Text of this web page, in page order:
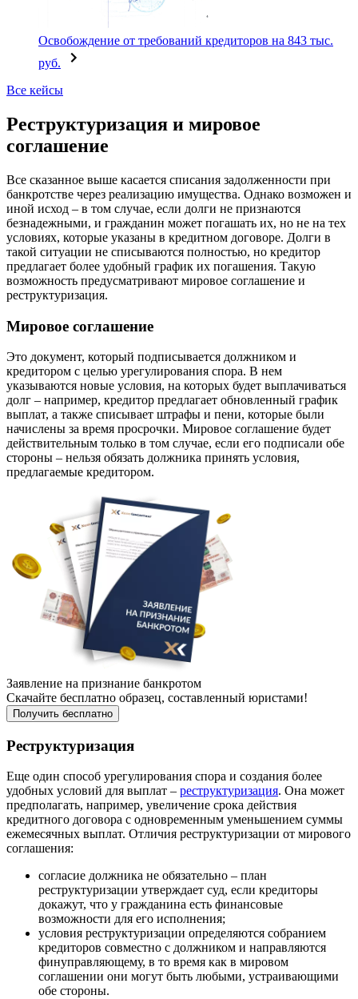
Освобождение от требований кредиторов на 843 тыс.
руб.
Все кейсы
Реструктуризация и мировое
соглашение
Все сказанное выше касается списания задолженности при
банкротстве через реализацию имущества. Однако возможен и
иной исход – в том случае, если долги не признаются
безнадежными, и гражданин может погашать их, но не на тех
условиях, которые указаны в кредитном договоре. Долги в
такой ситуации не списываются полностью, но кредитор
предлагает более удобный график их погашения. Такую
возможность предусматривают мировое соглашение и
реструктуризация.
Мировое соглашение
Это документ, который подписывается должником и
кредитором с целью урегулирования спора. В нем
указываются новые условия, на которых будет выплачиваться
долг – например, кредитор предлагает обновленный график
выплат, а также списывает штрафы и пени, которые были
начислены за время просрочки. Мировое соглашение будет
действительным только в том случае, если его подписали обе
стороны – нельзя обязать должника принять условия,
предлагаемые кредитором.
Заявление на признание банкротом
Скачайте бесплатно образец, составленный юристами!
Получить бесплатно
Реструктуризация
Еще один способ урегулирования спора и создания более
удобных условий для выплат – реструктуризация. Она может
предполагать, например, увеличение срока действия
кредитного договора с одновременным уменьшением суммы
ежемесячных выплат. Отличия реструктуризации от мирового
соглашения:
согласие должника не обязательно – план
реструктуризации утверждает суд, если кредиторы
докажут, что у гражданина есть финансовые
возможности для его исполнения;
условия реструктуризации определяются собранием
кредиторов совместно с должником и направляются
финуправляющему, в то время как в мировом
соглашении они могут быть любыми, устраивающими
обе стороны.